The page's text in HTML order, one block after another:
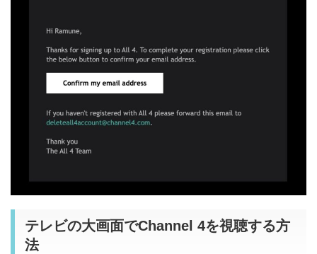
テレビの大画面でChannel 4を視聴する方
法